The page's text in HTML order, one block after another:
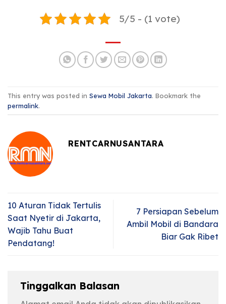
5/5 - (1 vote)
This entry was posted in Sewa Mobil Jakarta. Bookmark the
permalink.
RENTCARNUSANTARA
10 Aturan Tidak Tertulis
Saat Nyetir di Jakarta,
Wajib Tahu Buat
Pendatang!
7 Persiapan Sebelum
Ambil Mobil di Bandara
Biar Gak Ribet
Tinggalkan Balasan